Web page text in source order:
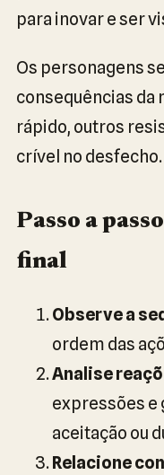
para inovar e ser
Os personagens
consequências da
rápido, outros
crível no desfecho.
Passo a
final
Observe a
ordem das
Analise
expressões e
aceitação ou
Relacione